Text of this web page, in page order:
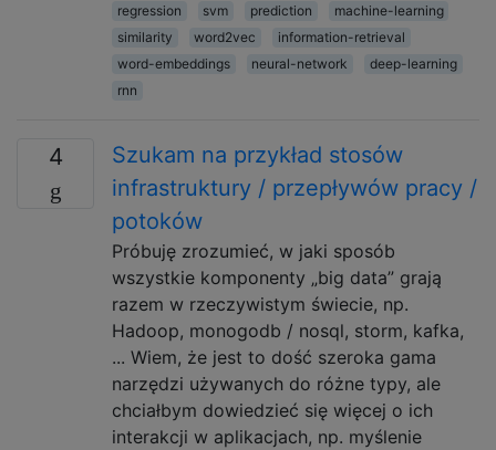
regression
svm prediction
machine-learning
similarity
word2vec
information-retrieval
word-embeddings
neural-network
deep-learning
rnn
4
Szukam na przykład stosów
infrastruktury / przepływów pracy /
potoków
Próbuję zrozumieć, w jaki sposób
wszystkie komponenty „big data” grają
razem w rzeczywistym świecie, np.
Hadoop, monogodb / nosql, storm, kafka,
... Wiem, że jest to dość szeroka gama
narzędzi używanych do różne typy, ale
chciałbym dowiedzieć się więcej o ich
interakcji w aplikacjach, np. myślenie